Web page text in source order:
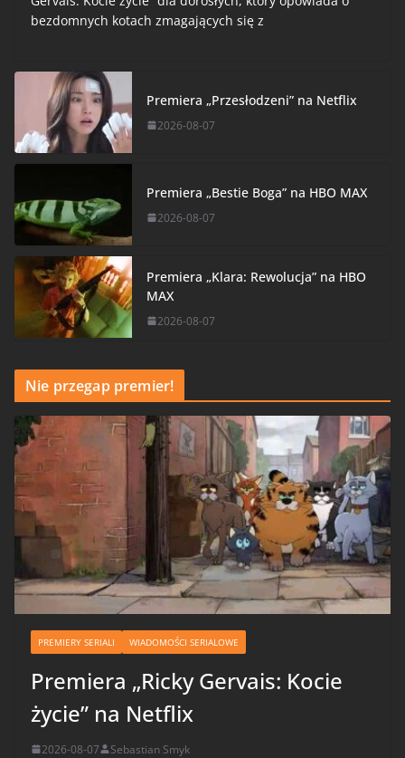
bezdomnych kotach zmagających się z
Premiera „Przesłodzeni” na Netflix
2026-08-07
Premiera „Bestie Boga” na HBO MAX
2026-08-07
Premiera „Klara: Rewolucja” na HBO
MAX
2026-08-07
Nie przegap premier!
PREMIERY SERIALI WIADOMOŚCI SERIALOWE
Premiera „Ricky Gervais: Kocie
życie” na Netflix
2026-08-07 Sebastian Smyk